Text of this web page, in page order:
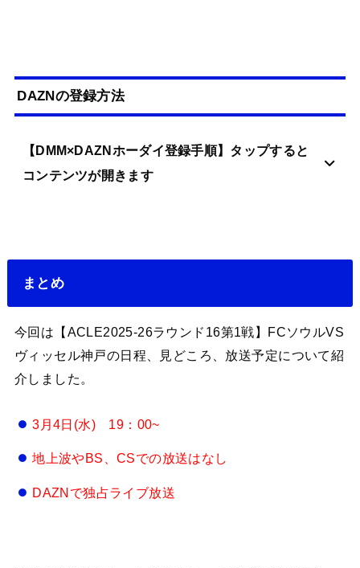
DAZNの登録方法
【DMM×DAZNホーダイ登録手順】タップすると
コンテンツが開きます
まとめ
今回は【ACLE2025-26ラウンド16第1戦】FCソウルVS
ヴィッセル神戸の日程、見どころ、放送予定について紹
介しました。
3月4日(水) 19：00~
地上波やBS、CSでの放送はなし
DAZNで独占ライブ放送